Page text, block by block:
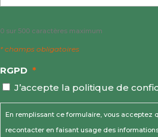
0 sur 500 caractères maximum
* champs obligatoires
RGPD *
J’accepte la politique de
En remplissant ce formulaire, vous acceptez
recontacter en faisant usage des